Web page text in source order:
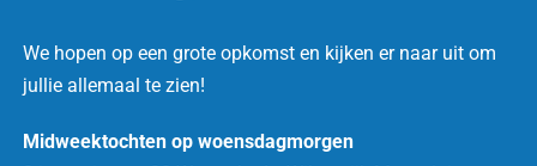
We hopen op een grote opkomst en kijken er naar uit om
jullie allemaal te zien!
Midweektochten op woensdagmorgen